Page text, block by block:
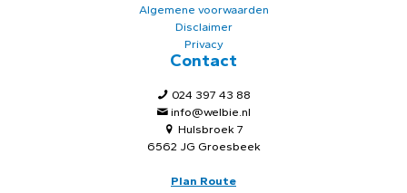
Algemene voorwaarden
Disclaimer
Privacy
Contact
024 397 43 88
info@welbie.nl
Hulsbroek 7
6562 JG Groesbeek
Plan Route